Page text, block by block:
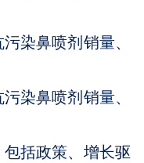
染鼻喷剂销量、
染鼻喷剂销量、
括政策、增长驱